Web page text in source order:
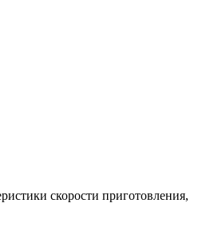
скорости приготовления,